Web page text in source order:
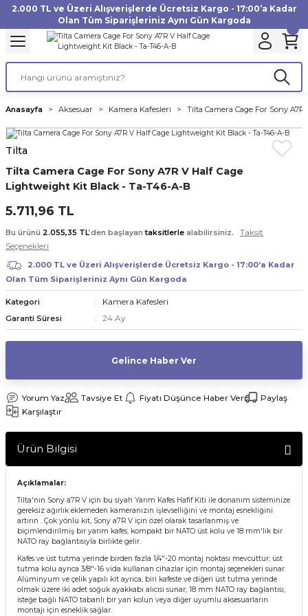
2.000 TL ve Üzeri Alışverişlerde Ücretsiz Kargo - 17:00’a Kadar
Olan Tüm Siparişleriniz Aynı Gün Kargoda
Geri Dön
Makinesi
Geri Dön
Filtre
ND Filtre
Geri Dön
Geri Dön
Aksiyon Kamera
Geri Dön
Geri Dön
Geri Dön
Fotoğraf Kağıdı
Geri Dön
Instax Film
Geri Dön
Geri Dön
Geri Dön
Aksesuarları
Geri Dön
Anasayfa Aksesuar Kamera Kafesleri Tilta Camera Cage For Sony
Tilta
Tilta Camera Cage For Sony A7R V Half Cage
Lightweight Kit Black - Ta-T46-A-B
5.711,96 TL
Bu ürünü 2.055,35 TL’den başlayantaksitlerle alabilirsiniz.
Taksit
Seçenekleri
2.000 TL ve Üzeri Alışverişlerde Ücretsiz Kargo - 17:00’a Kadar
Olan Tüm Siparişleriniz Aynı Gün Kargoda
Kategori Kamera Kafesleri
Garanti Süresi 24 Ay
Gelince Haber Ver
Yorum Yaz Tavsiye Et Fiyatı Düşünce Haber Ver
Paylaş
Karşılaştır
Ürün Bilgisi
Açıklamalar:
Tilta'nın Sony a7R V için bu siyah Yarım Kafes Hafif Kiti ile donanım sisteminize
gereksiz ağırlık eklemeden kameranızın işlevselliğini ve montaj esnekliğini
artırın . Çok yönlü kit, Sony a7R V için özel olarak tasarlanmış ve
biçimlendirilmiş bir yarım kafes, kompakt bir NATO üst kolu ve 18 mm'lik bir
NATO ray bağlantısıyla birlikte gelir.
Kafes ve üst tutma yerinde birden fazla 1/4"-20 montaj noktası mevcuttur; üst
tutma kolu ayrıca 3/8"-16 vida kullanan cihazlar için montaj seçenekleri sunar.
Alüminyum ve çelik yapılı kit ayrıca, biri kafeste ve diğeri üst tutma yerinde
olmak üzere iki adet soğuk ayakkabı alıcısı sunar; 18 mm NATO ray bağlantısı,
isteğe bağlı NATO tabanlı bir yan kolun veya diğer uyumlu aksesuarların
montajı için esneklik sağlar.